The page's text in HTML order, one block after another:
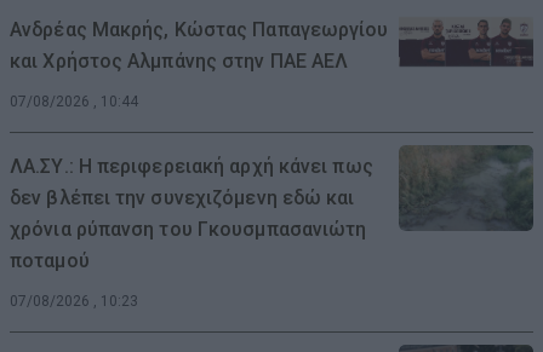
Ανδρέας Μακρής, Κώστας Παπαγεωργίου
και Χρήστος Αλμπάνης στην ΠΑΕ ΑΕΛ
07/08/2026 , 10:44
ΛΑ.ΣΥ.: Η περιφερειακή αρχή κάνει πως
δεν βλέπει την συνεχιζόμενη εδώ και
χρόνια ρύπανση του Γκουσμπασανιώτη
ποταμού
07/08/2026 , 10:23